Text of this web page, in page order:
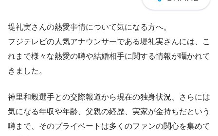
堤礼実さんの熱愛事情について気になる方へ。
フジテレビの人気アナウンサーである堤礼実さんには、こ
れまで様々な熱愛の噂や結婚相手に関する情報が囁かれて
きました。
神里和毅選手との交際報道から現在の独身状況、さらには
気になる年収や年齢、父親の経歴、実家が金持ちだという
噂まで、そのプライベートは多くのファンの関心を集めて